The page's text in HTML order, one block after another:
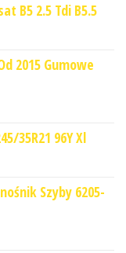
B5 2.5 Tdi B5.5
2015 Gumowe
35R21 96Y Xl
Szyby 6205-